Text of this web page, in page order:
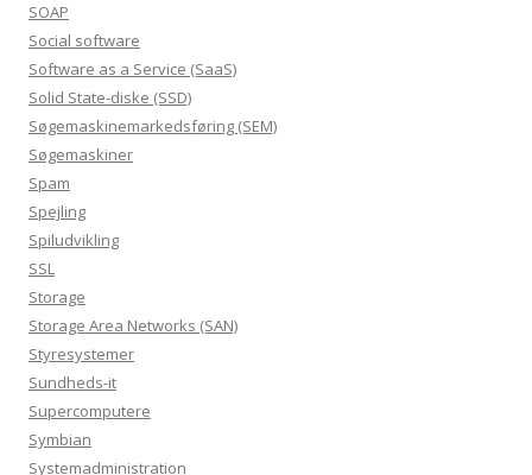
SOAP
Social software
Software as a Service (SaaS)
Solid State-diske (SSD)
Søgemaskinemarkedsføring (SEM)
Søgemaskiner
Spam
Spejling
Spiludvikling
SSL
Storage
Storage Area Networks (SAN)
Styresystemer
Sundheds-it
Supercomputere
Symbian
Systemadministration